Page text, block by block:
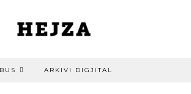
ARKIVI DIGJITAL